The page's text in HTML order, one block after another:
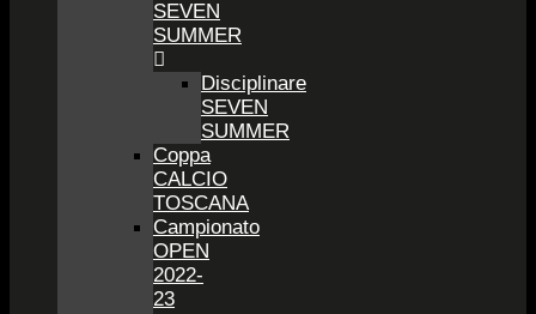
SEVEN
SUMMER
Disciplinare
SEVEN
SUMMER
Coppa
CALCIO
TOSCANA
Campionato
OPEN
2022-
23